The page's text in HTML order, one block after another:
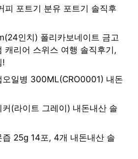
피 포트기 분유 포트기 솔직후
인치) 폴리카보네이트 금고
캐리어 스위스 여행 솔직후기,
!
오일병 300ML(CRO0001) 내돈
(라이트 그레이) 내돈내산 솔
즙 25g 14포, 4개 내돈내산 솔